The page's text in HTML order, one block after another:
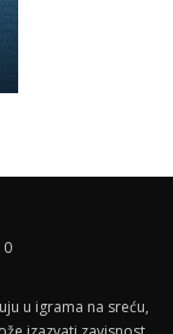
u igrama na sreću,